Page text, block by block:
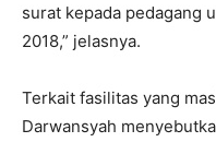
surat kepada pedagang
2018,” jelasnya.
Terkait fasilitas yang
Darwansyah